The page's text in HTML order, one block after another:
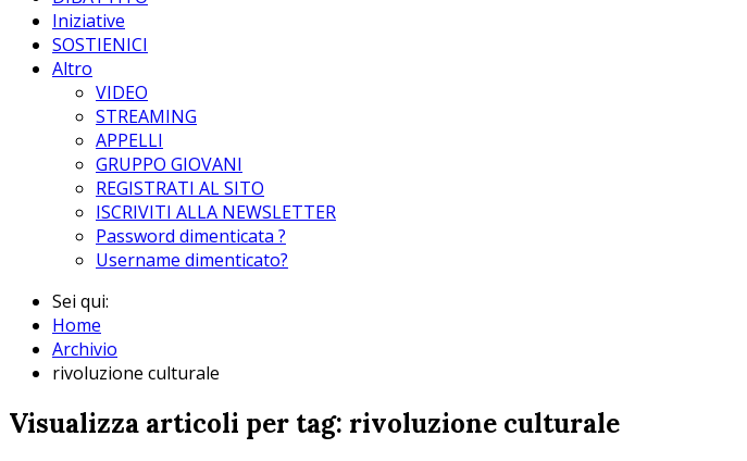
Iniziative
SOSTIENICI
Altro
VIDEO
STREAMING
APPELLI
GRUPPO GIOVANI
REGISTRATI AL SITO
ISCRIVITI ALLA NEWSLETTER
Password dimenticata ?
Username dimenticato?
Sei qui:
Home
Archivio
rivoluzione culturale
Visualizza articoli per tag: rivoluzione culturale